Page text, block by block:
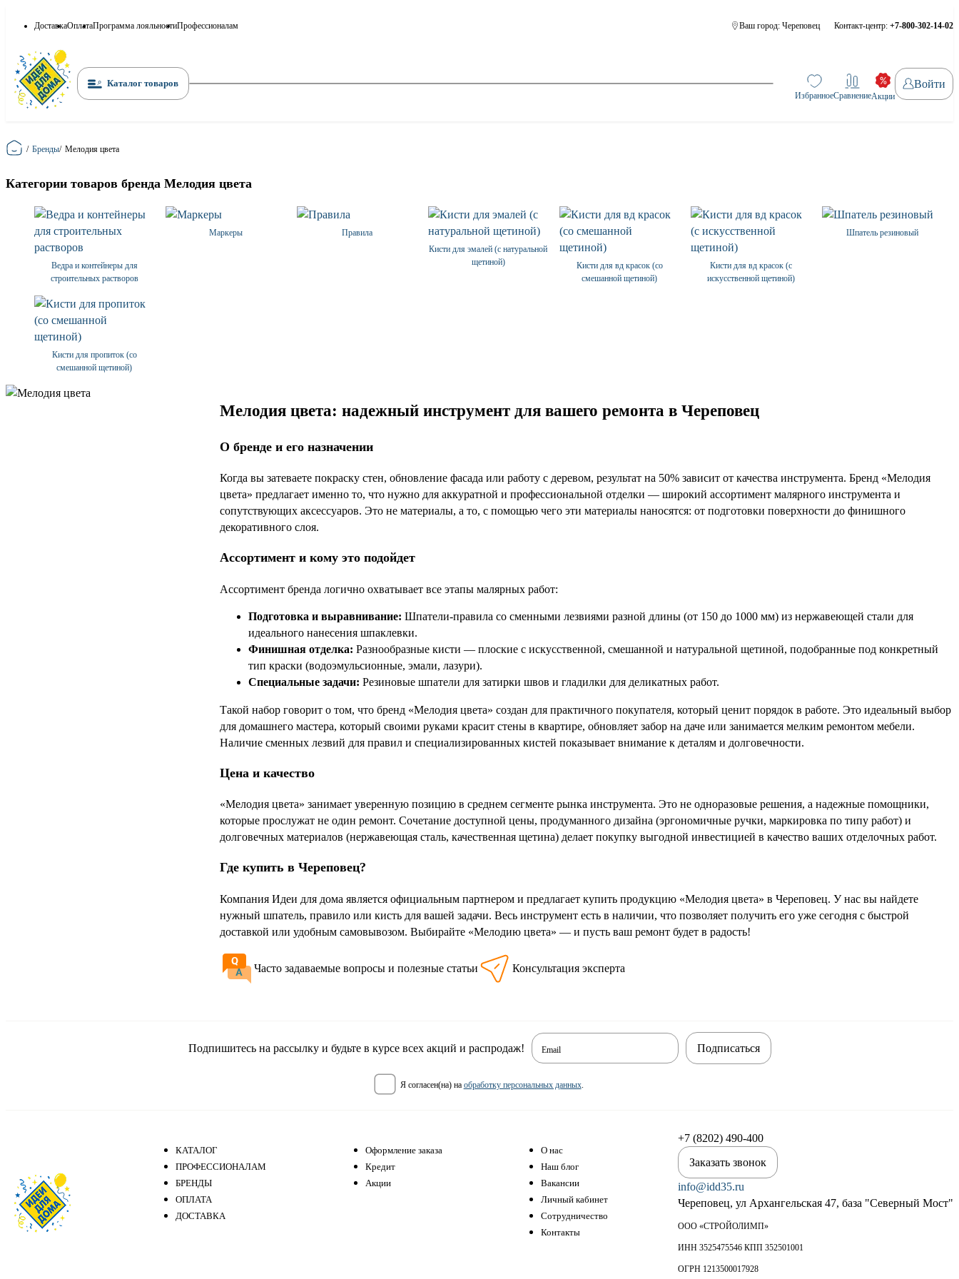
ДоставкаОплатаПрограмма лояльностиПрофессионалам Ваш город: Череповец Контакт-центр: +7-800-302-14-02
Каталог товаров
ИзбранноеСравнениеАкции
Войти
Главная
/ Бренды/ Мелодия цвета
Категории товаров бренда Мелодия цвета
Ведра и контейнеры для
строительных растворов
Маркеры
Правила
Кисти для эмалей (с натуральной
щетиной)
Кисти для вд красок (со
смешанной щетиной)
Кисти для вд красок (с
искусственной щетиной)
Шпатель резиновый
Кисти для пропиток (со
смешанной щетиной)
Мелодия цвета: надежный инструмент для вашего ремонта в Череповец
О бренде и его назначении
Когда вы затеваете покраску стен, обновление фасада или работу с деревом, результат на 50% зависит от качества инструмента. Бренд «Мелодия
цвета» предлагает именно то, что нужно для аккуратной и профессиональной отделки — широкий ассортимент малярного инструмента и
сопутствующих аксессуаров. Это не материалы, а то, с помощью чего эти материалы наносятся: от подготовки поверхности до финишного
декоративного слоя.
Ассортимент и кому это подойдет
Ассортимент бренда логично охватывает все этапы малярных работ:
Подготовка и выравнивание: Шпатели-правила со сменными лезвиями разной длины (от 150 до 1000 мм) из нержавеющей стали для
идеального нанесения шпаклевки.
Финишная отделка: Разнообразные кисти — плоские с искусственной, смешанной и натуральной щетиной, подобранные под конкретный
тип краски (водоэмульсионные, эмали, лазури).
Специальные задачи: Резиновые шпатели для затирки швов и гладилки для деликатных работ.
Такой набор говорит о том, что бренд «Мелодия цвета» создан для практичного покупателя, который ценит порядок в работе. Это идеальный выбор
для домашнего мастера, который своими руками красит стены в квартире, обновляет забор на даче или занимается мелким ремонтом мебели.
Наличие сменных лезвий для правил и специализированных кистей показывает внимание к деталям и долговечности.
Цена и качество
«Мелодия цвета» занимает уверенную позицию в среднем сегменте рынка инструмента. Это не одноразовые решения, а надежные помощники,
которые прослужат не один ремонт. Сочетание доступной цены, продуманного дизайна (эргономичные ручки, маркировка по типу работ) и
долговечных материалов (нержавеющая сталь, качественная щетина) делает покупку выгодной инвестицией в качество ваших отделочных работ.
Где купить в Череповец?
Компания Идеи для дома является официальным партнером и предлагает купить продукцию «Мелодия цвета» в Череповец. У нас вы найдете
нужный шпатель, правило или кисть для вашей задачи. Весь инструмент есть в наличии, что позволяет получить его уже сегодня с быстрой
доставкой или удобным самовывозом. Выбирайте «Мелодию цвета» — и пусть ваш ремонт будет в радость!
Часто задаваемые вопросы и полезные статьи Консультация эксперта
Подпишитесь на рассылку и будьте в курсе всех акций и распродаж! Email
я согласен(на) на обработку персональных данных.
Подписаться
КАТАЛОГ
ПРОФЕССИОНАЛАМ
БРЕНДЫ
ОПЛАТА
ДОСТАВКА
Оформление заказа
Кредит
Акции
О нас
Наш блог
Вакансии
Личный кабинет
Сотрудничество
Контакты
+7 (8202) 490-400
Заказать звонок
info@idd35.ru
Череповец, ул Архангельская 47, база "Северный Мост"
ООО «СТРОЙОЛИМП»
ИНН 3525475546 КПП 352501001
ОГРН 1213500017928